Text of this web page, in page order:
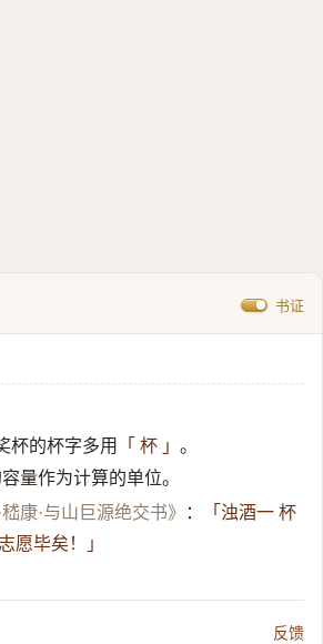
书证
杯的杯字多用 「 杯 」 。
量作为计算的单位。
嵇康·与山巨源绝交书》 ：
「浊酒一 杯
愿毕矣！」
反馈